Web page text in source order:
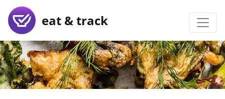
eat & track